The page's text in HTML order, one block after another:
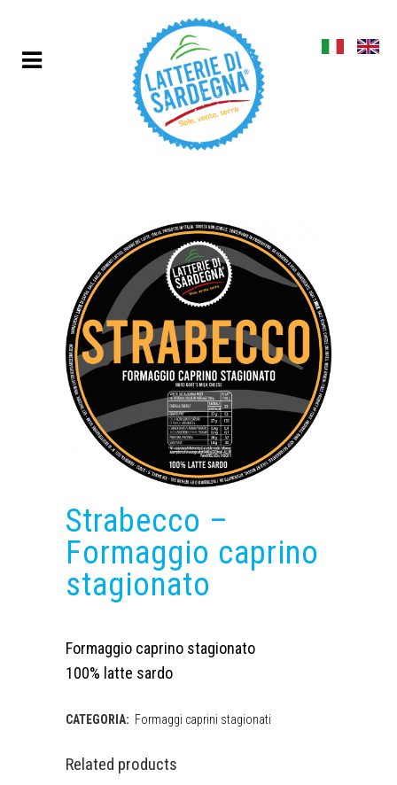
Strabecco –
Formaggio caprino
stagionato
Formaggio caprino stagionato
100% latte sardo
CATEGORIA: Formaggi caprini stagionati
Related products